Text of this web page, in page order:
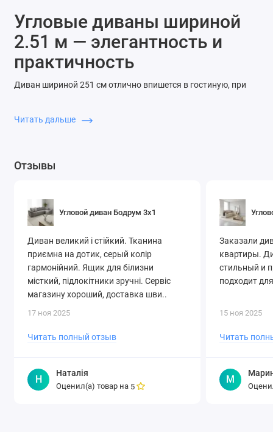
Угловые диваны шириной
2.51 м — элегантность и
практичность
Диван шириной 251 см отлично впишется в гостиную, при
Современные и классические дизайны
СоюзМебель.
Читать дальше
Отзывы
Угловой диван Бодрум 3х1
Диван великий і стійкий. Тканина
приємна на дотик, серый колір
гармонійний. Ящик для білизни
місткий, підлокітники зручні. Сервіс
магазину хороший, доставка шви..
17 ноя 2025
Читать полный отзыв
Н
Наталія
Оценил(а) товар на 5
Заказали
квартиры.
стильный и
подходит
15 ноя 2025
Читать
М